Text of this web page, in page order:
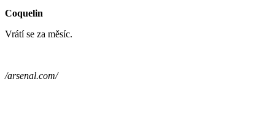
Coquelin
Vrátí se za měsíc.
/arsenal.com/